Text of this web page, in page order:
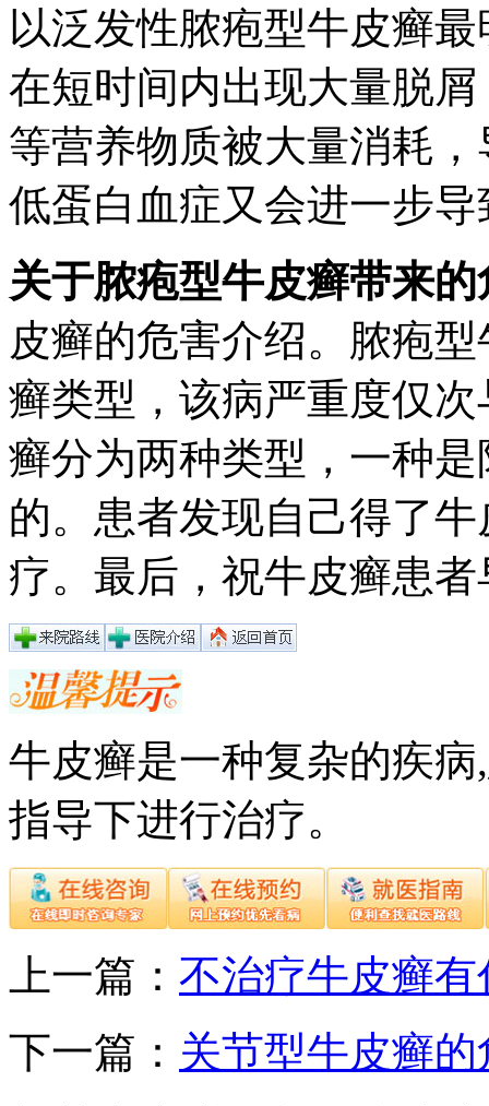
以泛发性脓疱型牛皮癣
在短时间内出现大量脱
等营养物质被大量消耗
低蛋白血症又会进一步
关于脓疱型牛皮癣带来
皮癣的危害介绍。脓疱
癣类型，该病严重度仅
癣分为两种类型，一种
的。患者发现自己得了
疗。最后，祝牛皮癣患
牛皮癣是一种复杂的疾
指导下进行治疗。
上一篇： 不治疗牛皮癣
下一篇： 关节型牛皮癣